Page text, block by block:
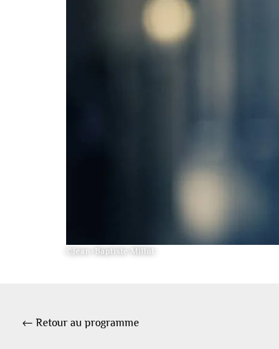
©Jean-Baptiste Millot
← Retour au programme